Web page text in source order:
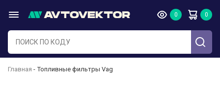
Главная Топливные фильтры Vag